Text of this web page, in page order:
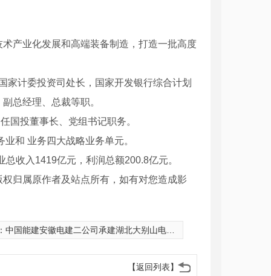
产业化发展和高端装备制造，打造一批高度
家计委投资司处长，国家开发银行综合计划
总经理、总裁等职。
国投董事长、党组书记职务。
和 业务四大战略业务单元。
收入1419亿元，利润总额200.8亿元。
归属原作者及站点所有，如有对您造成影
中国能建安徽电建二公司承建湖北大别山电厂3号机组通过168小时试运行
【返回列表】